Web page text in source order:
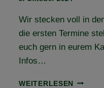
Wir stecken voll in
die ersten Termine
euch gern in eurem
Infos…
WEITERLESEN ERSTE